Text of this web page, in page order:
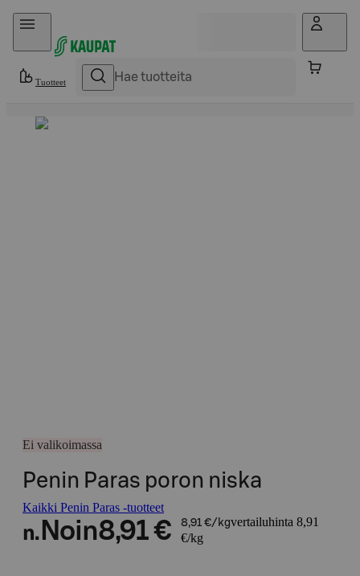
Hyppää sisältöön
Tuotteet
Ei valikoimassa
Penin Paras poron niska
Kaikki Penin Paras -tuotteet
n. Noin8,91 € 8,91 €/kgvertailuhinta 8,91
€/kg